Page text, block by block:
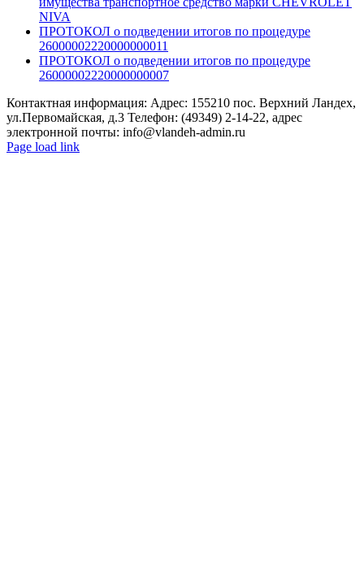
NIVA
ПРОТОКОЛ о подведении итогов по процедуре
26000002220000000011
ПРОТОКОЛ о подведении итогов по процедуре
26000002220000000007
Контактная информация: Адрес: 155210 пос. Верхний Ландех,
ул.Первомайская, д.3 Телефон: (49349) 2-14-22, адрес
электронной почты: info@vlandeh-admin.ru
Page load link